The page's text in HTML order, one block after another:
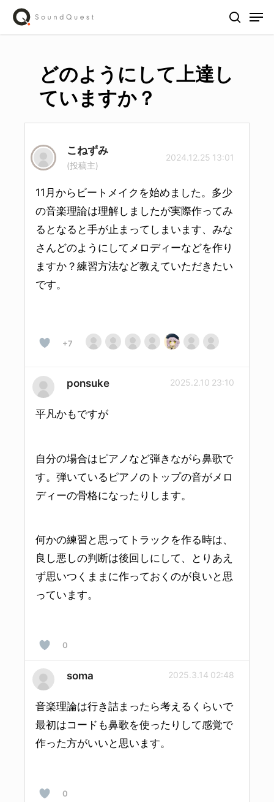
Skip
search
どのようにして上達し
ていますか？
こねずみ
(投稿主)
2024.12.25 13:01
11月からビートメイクを始めました。多少
の音楽理論は理解しましたが実際作ってみ
るとなると手が止まってしまいます、みな
さんどのようにしてメロディーなどを作り
ますか？練習方法など教えていただきたい
です。
+7
ponsuke 2025.2.10 23:10
平凡かもですが
自分の場合はピアノなど弾きながら鼻歌で
す。弾いているピアノのトップの音がメロ
ディーの骨格になったりします。
何かの練習と思ってトラックを作る時は、
良し悪しの判断は後回しにして、とりあえ
ず思いつくままに作っておくのが良いと思
っています。
0
soma 2025.3.14 02:48
音楽理論は行き詰まったら考えるくらいで
最初はコードも鼻歌を使ったりして感覚で
作った方がいいと思います。
0